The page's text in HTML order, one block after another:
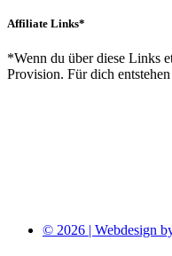
Affiliate Links*
*Wenn du über diese Links
Provision. Für dich
© 2026 | Webdesign